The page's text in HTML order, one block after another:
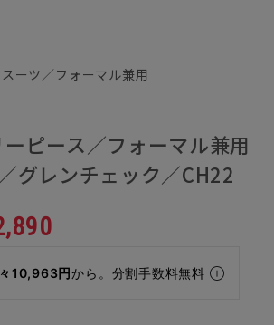
ーツ／フォーマル兼用
ピース／フォーマル兼用
グレンチェック／CH22
10,963円から。分割手数料無料